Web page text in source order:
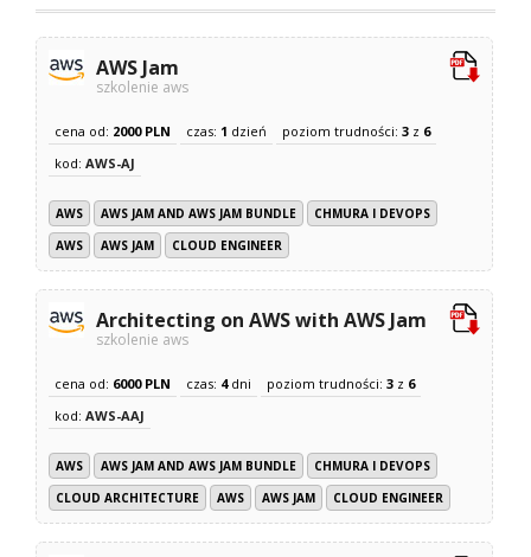
AWS Jam
szkolenie aws
cena od: 2000 PLN czas: 1 dzień poziom trudności:3 z 6
kod:AWS-AJ
AWS AWS JAM AND AWS JAM BUNDLE
CHMURA I DEVOPS
AWS
AWS JAM CLOUD ENGINEER
Architecting on AWS with AWS Jam
szkolenie aws
cena od: 6000 PLN czas: 4dni poziom trudności:3 z 6
kod:AWS-AAJ
AWS AWS JAM AND AWS JAM BUNDLE
CHMURA I DEVOPS
CLOUD ARCHITECTURE
AWS AWS JAM CLOUD ENGINEER